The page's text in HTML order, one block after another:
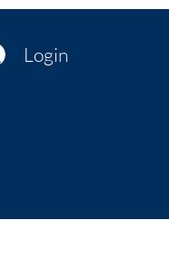
Login